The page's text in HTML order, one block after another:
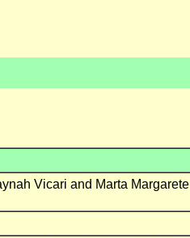
Vicari and Marta Margarete